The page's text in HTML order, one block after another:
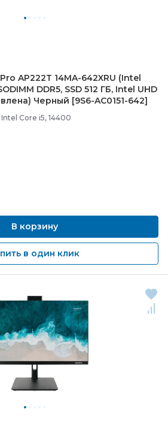
AP222T 14MA-642XRU (Intel
DDR5, SSD 512 ГБ, Intel UHD
Черный [9S6-AC0151-642]
Intel Core i5, 14400
В корзину
в один клик